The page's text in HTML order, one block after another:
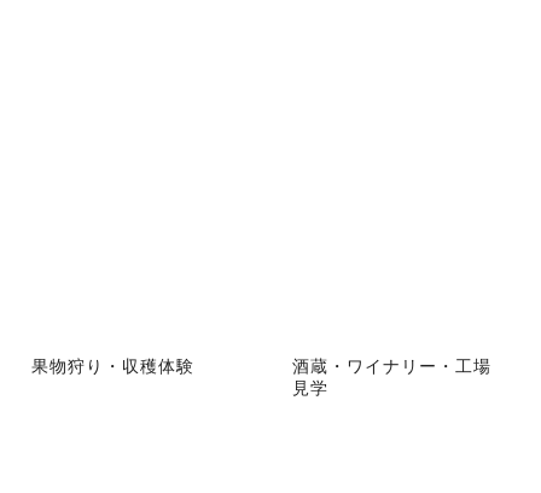
果物狩り・収穫体験
酒蔵・ワイナリー・工場
見学